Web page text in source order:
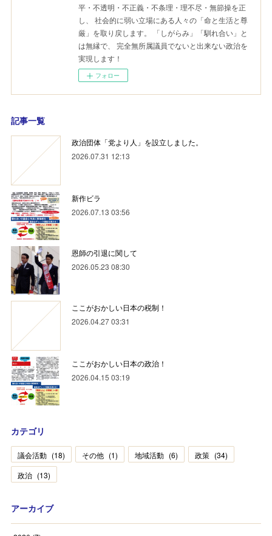
平・不透明・不正義・不条理・理不尽・無節操を正
し、 社会的に弱い立場にある人々の「命と生活と尊
厳」を取り戻します。 「しがらみ」「馴れ合い」と
は無縁で、 完全無所属議員でないと出来ない政治を
実現します！
フォロー
記事一覧
政治団体「党より人」を設立しました。
2026.07.31 12:13
新作ビラ
2026.07.13 03:56
恩師の引退に関して
2026.05.23 08:30
ここがおかしい日本の税制！
2026.04.27 03:31
ここがおかしい日本の政治！
2026.04.15 03:19
カテゴリ
議会活動 (18) その他 (1) 地域活動 (6) 政策 (34)
政治 (13)
アーカイブ